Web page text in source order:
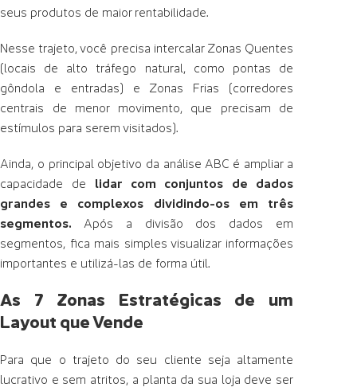
seus produtos de maior rentabilidade.
Nesse trajeto, você precisa intercalar Zonas Quentes
(locais de alto tráfego natural, como pontas de
gôndola e entradas) e Zonas Frias (corredores
centrais de menor movimento, que precisam de
estímulos para serem visitados).
Ainda, o principal objetivo da análise ABC é ampliar a
capacidade de lidar com conjuntos de dados
grandes e complexos dividindo-os em três
segmentos. Após a divisão dos dados em
segmentos, fica mais simples visualizar informações
importantes e utilizá-las de forma útil.
As 7 Zonas Estratégicas de um
Layout que Vende
Para que o trajeto do seu cliente seja altamente
lucrativo e sem atritos, a planta da sua loja deve ser